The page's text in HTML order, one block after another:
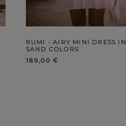
RUMI - AIRY MINI DRESS IN
SAND COLORS
189,00 €